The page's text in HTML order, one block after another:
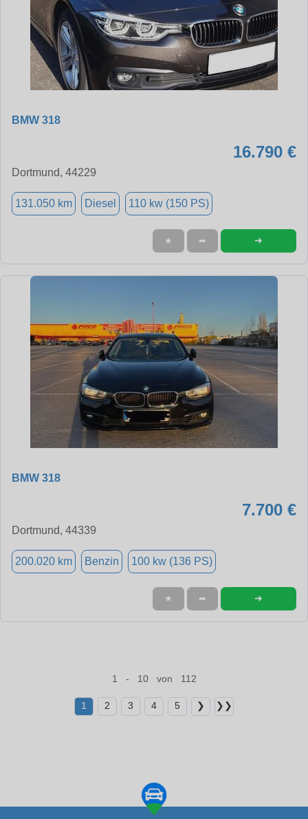
BMW 318
16.790 €
Dortmund, 44229
131.050 km Diesel 110 kw (150 PS)
★ ➦ ➜
BMW 318
7.700 €
Dortmund, 44339
200.020 km Benzin 100 kw (136 PS)
★ ➦ ➜
1 - 10 von 112
1 2 3 4 5 ❯ ❯❯